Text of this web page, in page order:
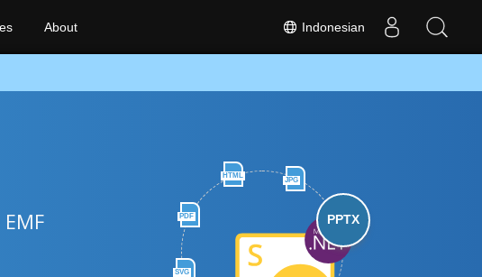
Indonesian
About
HTML
JPG
PDF
SVG
PPTX